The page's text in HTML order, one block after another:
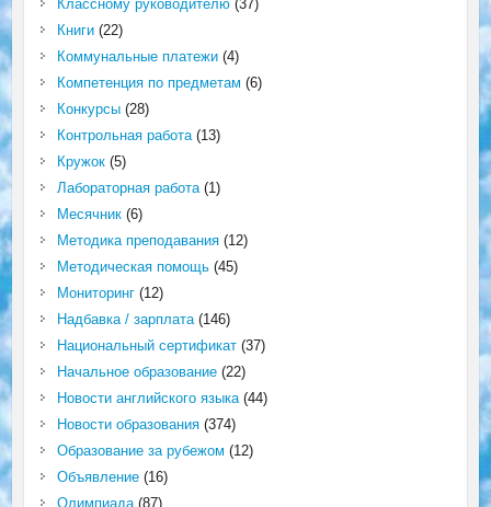
Классному руководителю(37)
Книги(22)
Коммунальные платежи(4)
Компетенция по предметам (6)
Конкурсы(28)
Контрольная работа(13)
Кружок(5)
Лабораторная работа(1)
Месячник(6)
Методика преподавания(12)
Методическая помощь(45)
Мониторинг(12)
Надбавка / зарплата(146)
Национальный сертификат(37)
Начальное образование(22)
Новости английского языка(44)
Новости образования(374)
Образование за рубежом (12)
Объявление(16)
Олимпиада(87)